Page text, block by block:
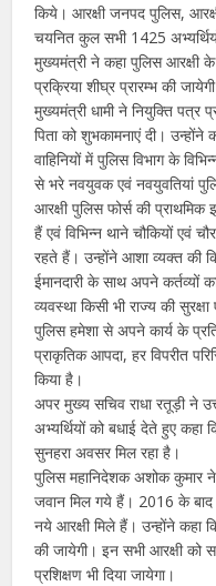
किये। आरक्षी जनपद पुलिस,
चयनित कुल सभी 1425
मुख्यमंत्री ने कहा पुलिस आरक्षी
प्रक्रिया शीघ्र प्रारम्भ की
मुख्यमंत्री धामी ने नियुक्ति पत्र
पिता को शुभकामनाएं दी।
वाहिनियों में पुलिस विभाग के
से भरे नवयुवक एवं नवयुवतियां
आरक्षी पुलिस फोर्स की
हैं एवं विभिन्न थाने चौकियों एवं
रहते हैं। उन्होंने आशा व्यक्त की
ईमानदारी के साथ अपने
व्यवस्था किसी भी राज्य की
पुलिस हमेशा से अपने कार्य के प्रति
प्राकृतिक आपदा, हर विपरीत
किया है।
अपर मुख्य सचिव राधा रतूड़ी ने
अभ्यर्थियों को बधाई देते हुए
सुनहरा अवसर मिल रहा है।
पुलिस महानिदेशक अशोक कुमार
जवान मिल गये हैं। 2016 के बाद
नये आरक्षी मिले हैं। उन्होंने
की जायेगी। इन सभी आरक्षी को
प्रशिक्षण भी दिया जायेगा।